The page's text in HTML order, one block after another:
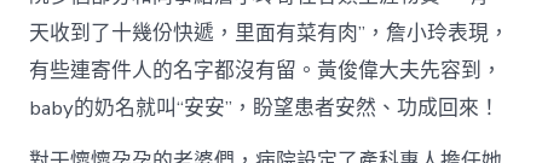
天收到了十幾份快遞，里面有菜有肉”，詹小玲表現，
有些連寄件人的名字都沒有留。黃俊偉大夫先容到，
baby的奶名就叫“安安”，盼望患者安然、功成回來！